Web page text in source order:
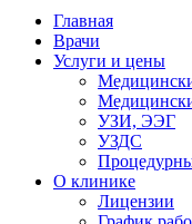
Главная
Врачи
Услуги и цены
УЗИ, ЭЭГ
УЗДС
О клинике
Лицензии